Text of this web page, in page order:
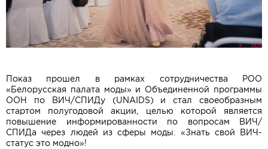
Показ прошел в рамках сотрудничества РОО
«Белорусская палата моды» и Объединенной программы
ООН по ВИЧ/СПИДу (UNAIDS) и стал своеобразным
стартом полугодовой акции, целью которой является
повышение информированности по вопросам ВИЧ/
СПИДа через людей из сферы моды. «Знать свой ВИЧ-
статус это модно»!